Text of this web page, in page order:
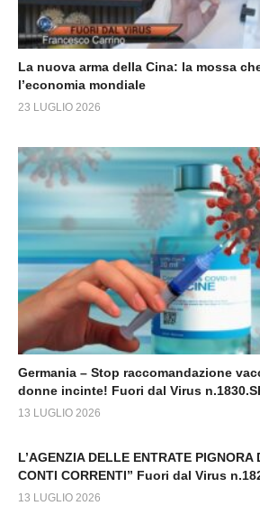
La nuova arma della Cina: la mossa
l’economia mondiale
23 LUGLIO 2026
Germania – Stop raccomandazione
donne incinte! Fuori dal Virus
13 LUGLIO 2026
L’AGENZIA DELLE ENTRATE PIGNORA
CONTI CORRENTI” Fuori dal Virus
13 LUGLIO 2026